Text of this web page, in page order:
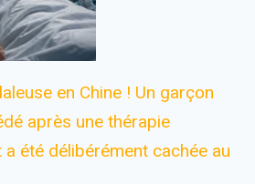
en Chine ! Un garçon
après une thérapie
été délibérément cachée au